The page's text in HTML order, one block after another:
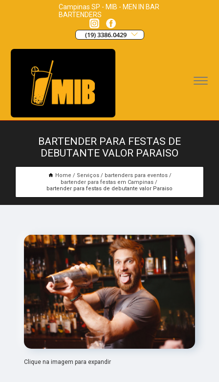
Campinas SP - MIB - MEN IN BAR
BARTENDERS
(19) 3386.0429
BARTENDER PARA FESTAS DE
DEBUTANTE VALOR PARAISO
Home Serviços
bartenders para eventos
bartender para festas em Campinas
bartender para festas de debutante valor Paraiso
Clique na imagem para expandir